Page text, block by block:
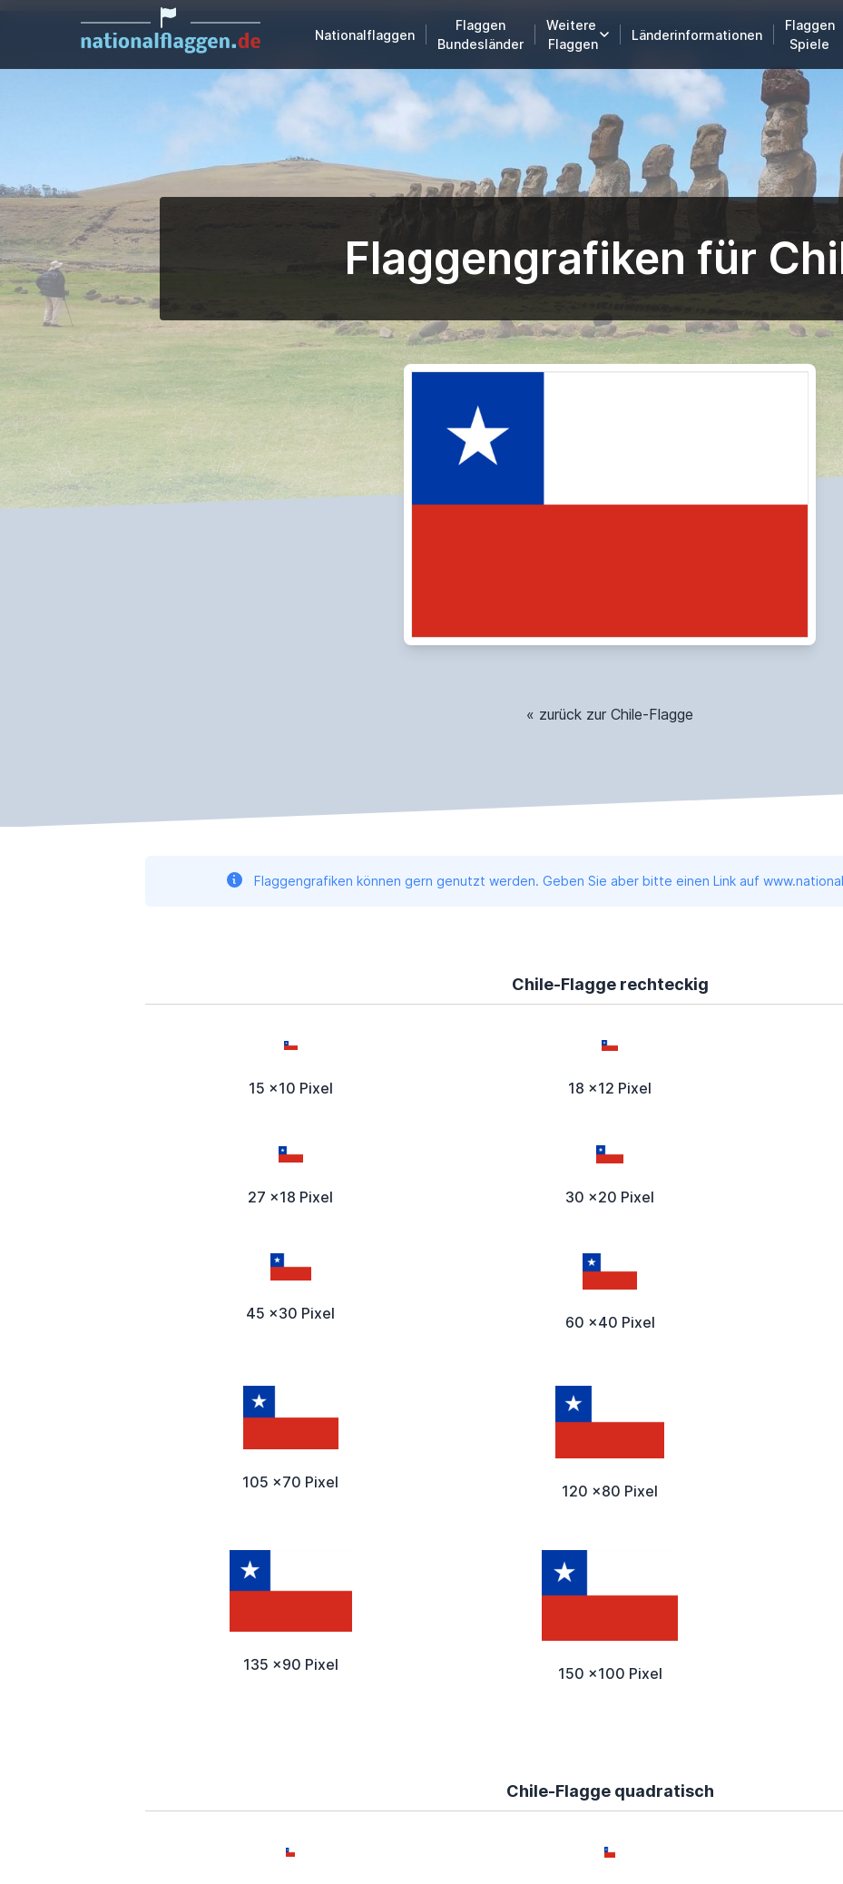
Nationalflaggen
Flaggen
Bundesländer
Weitere
Flaggen
Länderinformationen
Flaggen
Spiele
Flaggengrafiken für
« zurück zur Chile-Flagge
Flaggengrafiken können gern genutzt werden. Geben Sie aber bitte einen Link auf
Chile-Flagge rechteckig
15 x10 Pixel 18 x12 Pixel
27 x18 Pixel 30 x20 Pixel
45 x30 Pixel 60 x40 Pixel
105 x70 Pixel 120 x80 Pixel
135 x90 Pixel 150 x100 Pixel
Chile-Flagge quadratisch